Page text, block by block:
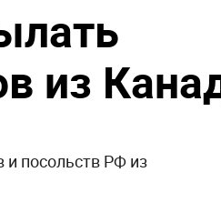
из
и посольств РФ из